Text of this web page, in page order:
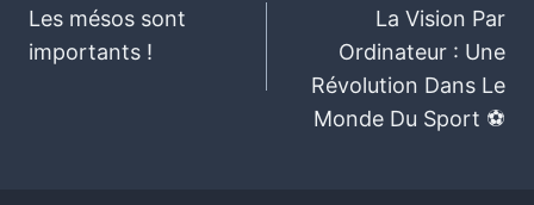
Les mésos sont
importants !
La Vision Par
Ordinateur : Une
Révolution Dans Le
Monde Du Sport ⚽